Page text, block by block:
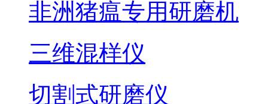
非洲猪瘟专用研磨机
三维混样仪
切割式研磨仪